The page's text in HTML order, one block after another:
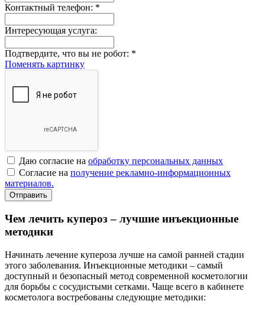
Контактный телефон: *
Интересующая услуга:
Подтвердите, что вы не робот: *
Поменять картинку
Даю согласие на обработку персональных данных
Согласие на получение рекламно-информационных
материалов.
Отправить
Чем лечить купероз – лучшие инъекционные
методики
Начинать лечение купероза лучше на самой ранней стадии
этого заболевания. Инъекционные методики – самый
доступный и безопасный метод современной косметологии
для борьбы с сосудистыми сетками. Чаще всего в кабинете
косметолога востребованы следующие методики: